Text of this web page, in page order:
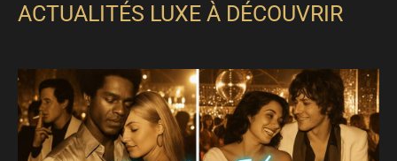
ACTUALITÉS LUXE À DÉCOUVRIR